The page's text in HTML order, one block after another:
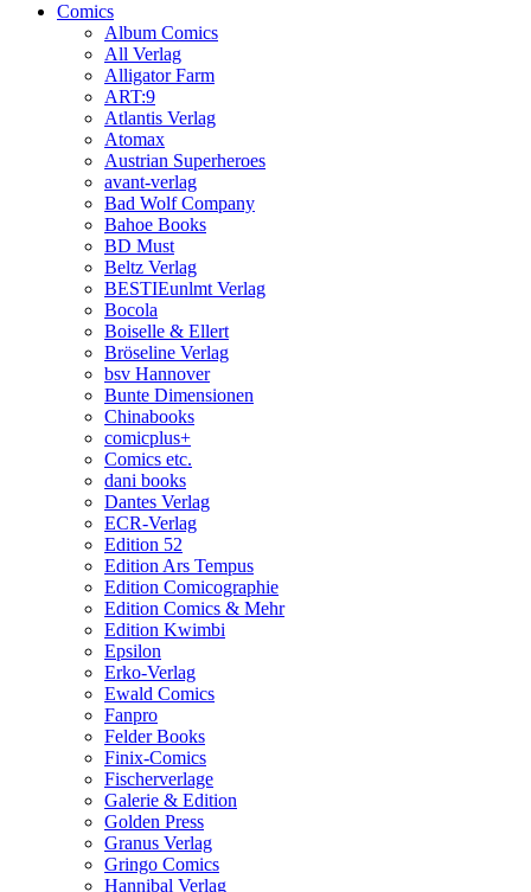
Comics
Album Comics
All Verlag
Alligator Farm
ART:9
Atlantis Verlag
Atomax
Austrian Superheroes
avant-verlag
Bad Wolf Company
Bahoe Books
BD Must
Beltz Verlag
BESTIEunlmt Verlag
Bocola
Boiselle & Ellert
Bröseline Verlag
bsv Hannover
Bunte Dimensionen
Chinabooks
comicplus+
Comics etc.
dani books
Dantes Verlag
ECR-Verlag
Edition 52
Edition Ars Tempus
Edition Comicographie
Edition Comics & Mehr
Edition Kwimbi
Epsilon
Erko-Verlag
Ewald Comics
Fanpro
Felder Books
Finix-Comics
Fischerverlage
Galerie & Edition
Golden Press
Granus Verlag
Gringo Comics
Hannibal Verlag